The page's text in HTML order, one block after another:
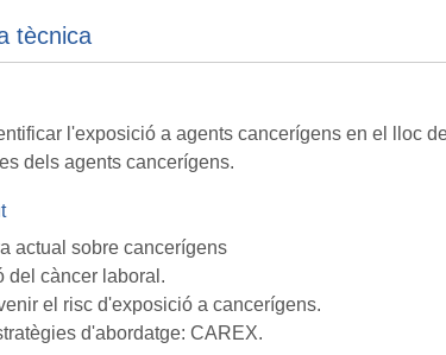
tècnica
l'exposició a agents cancerígens en el lloc
dels agents cancerígens.
actual sobre cancerígens
del càncer laboral.
el risc d'exposició a cancerígens.
d'abordatge: CAREX.